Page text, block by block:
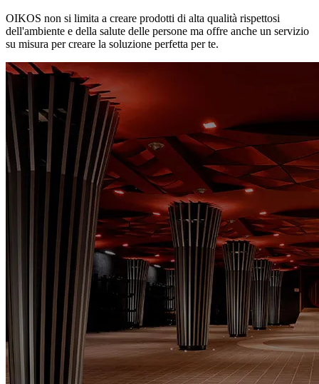
OIKOS non si limita a creare prodotti di alta qualità rispettosi
dell'ambiente e della salute delle persone ma offre anche un servizio
su misura per creare la soluzione perfetta per te.